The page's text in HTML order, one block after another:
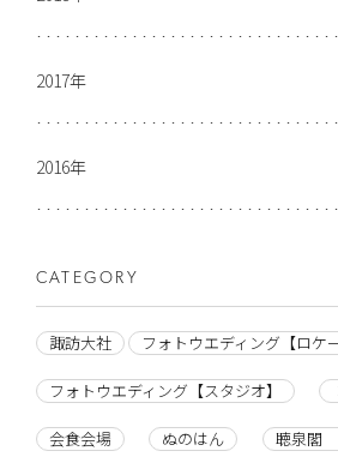
2017年
2016年
CATEGORY
諏訪大社 フォトウエディング【ロケ
フォトウエディング【スタジオ】
会食会場 ぬのはん 聴泉閣